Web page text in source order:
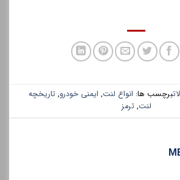
ها:انواع لنت,ایمنی خودرو,تاریخچه
لنت,ترمز